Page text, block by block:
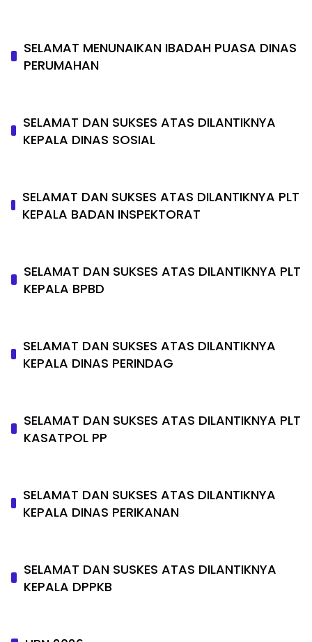
SELAMAT MENUNAIKAN IBADAH PUASA DINAS
PERUMAHAN
SELAMAT DAN SUKSES ATAS DILANTIKNYA
KEPALA DINAS SOSIAL
SELAMAT DAN SUKSES ATAS DILANTIKNYA PLT
KEPALA BADAN INSPEKTORAT
SELAMAT DAN SUKSES ATAS DILANTIKNYA PLT
KEPALA BPBD
SELAMAT DAN SUKSES ATAS DILANTIKNYA
KEPALA DINAS PERINDAG
SELAMAT DAN SUKSES ATAS DILANTIKNYA PLT
KASATPOL PP
SELAMAT DAN SUKSES ATAS DILANTIKNYA
KEPALA DINAS PERIKANAN
SELAMAT DAN SUSKES ATAS DILANTIKNYA
KEPALA DPPKB